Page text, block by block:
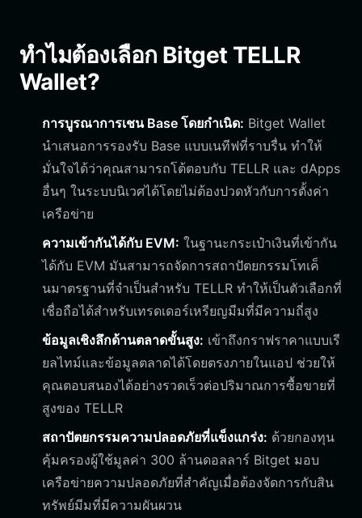
ทำไมต้องเลือก Bitget TELLR
Wallet?
การบูรณาการเชน Base โดยกำเนิด: Bitget Wallet
นำเสนอการรองรับ Base แบบเนทีฟที่ราบรื่น ทำให้
มั่นใจได้ว่าคุณสามารถโต้ตอบกับ TELLR และ dApps
อื่นๆ ในระบบนิเวศได้โดยไม่ต้องปวดหัวกับการตั้งค่า
เครือข่าย
ความเข้ากันได้กับ EVM: ในฐานะกระเป๋าเงินที่เข้ากัน
ได้กับ EVM มันสามารถจัดการสถาปัตยกรรมโทเค็
นมาตรฐานที่จำเป็นสำหรับ TELLR ทำให้เป็นตัวเลือกที่
เชื่อถือได้สำหรับเทรดเดอร์เหรียญมีมที่มีความถี่สูง
ข้อมูลเชิงลึกด้านตลาดขั้นสูง: เข้าถึงกราฟราคาแบบเรี
ยลไทม์และข้อมูลตลาดได้โดยตรงภายในแอป ช่วยให้
คุณตอบสนองได้อย่างรวดเร็วต่อปริมาณการซื้อขายที่
สูงของ TELLR
สถาปัตยกรรมความปลอดภัยที่แข็งแกร่ง: ด้วยกองทุน
คุ้มครองผู้ใช้มูลค่า 300 ล้านดอลลาร์ Bitget มอบ
เครือข่ายความปลอดภัยที่สำคัญเมื่อต้องจัดการกับสิน
ทรัพย์มีมที่มีความผันผวน